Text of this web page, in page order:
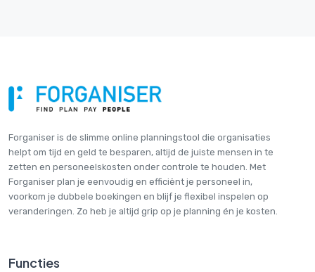
Forganiser is de slimme online plannings­tool die organisaties
helpt om tijd en geld te besparen, altijd de juiste mensen in te
zetten en personeelskosten onder controle te houden. Met
Forganiser plan je eenvoudig en efficiënt je personeel in,
voorkom je dubbele boekingen en blijf je flexibel inspelen op
veranderingen. Zo heb je altijd grip op je planning én je kosten.
Functies